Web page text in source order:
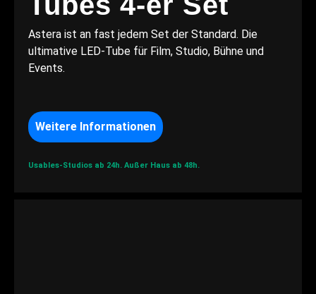
Astera ist an fast jedem Set der Standard. Die
ultimative LED-Tube für Film, Studio, Bühne und
Events.
Weitere Informationen
Usables-Studios ab 24h. Außer Haus ab 48h.